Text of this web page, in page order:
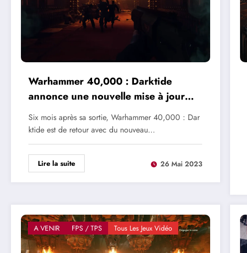
Warhammer 40,000 : Darktide
annonce une nouvelle mise à jour
avec deux nouvelles maps
Six mois après sa sortie, Warhammer 40,000 : Dar
ktide est de retour avec du nouveau…
Lire la suite 26 Mai 2023
A VENIR FPS / TPS Tous Les Jeux Vidéo